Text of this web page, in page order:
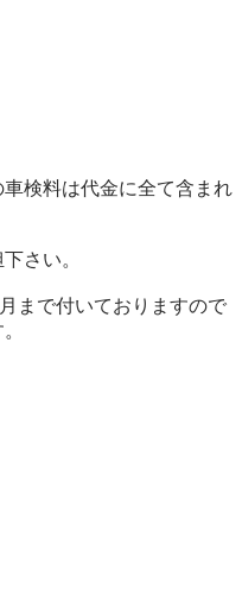
検料は代金に全て含まれ
さい。
まで付いておりますので